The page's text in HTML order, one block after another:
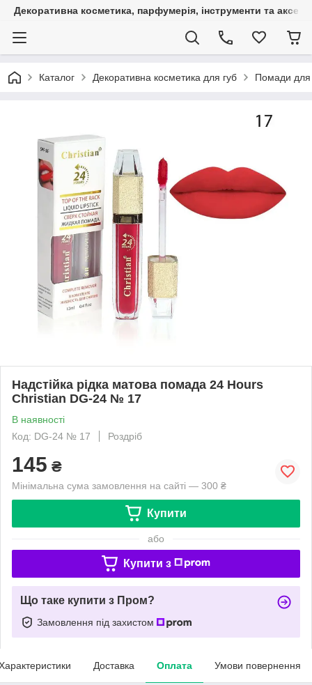
Декоративна косметика, парфумерія, інструменти та
Каталог Декоративна косметика для губ Помади для
Надстійка рідка матова помада 24 Hours
Christian DG-24 № 17
В наявності
Код: DG-24 № 17
Роздріб
145 ₴
Мінімальна сума замовлення на сайті — 300 ₴
Купити
або
Купити з
Що таке купити з Пром?
Замовлення під захистом
Доставка Оплата Умови повернення